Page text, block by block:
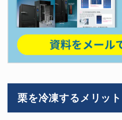
栗を冷凍するメリット